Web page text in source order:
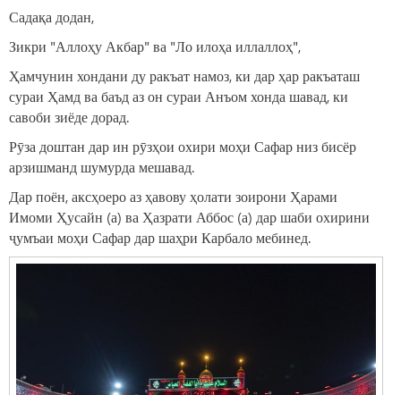
Садақа додан,
Зикри "Аллоҳу Акбар" ва "Ло илоҳа иллаллоҳ",
Ҳамчунин хондани ду ракъат намоз, ки дар ҳар ракъаташ
сураи Ҳамд ва баъд аз он сураи Анъом хонда шавад, ки
савоби зиёде дорад.
Рӯза доштан дар ин рӯзҳои охири моҳи Сафар низ бисёр
арзишманд шумурда мешавад.
Дар поён, аксҳоеро аз ҳавову ҳолати зоирони Ҳарами
Имоми Ҳусайн (а) ва Ҳазрати Аббос (а) дар шаби охирини
ҷумъаи моҳи Сафар дар шаҳри Карбало мебинед.